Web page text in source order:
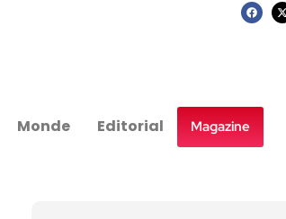
Monde Editorial Magazine